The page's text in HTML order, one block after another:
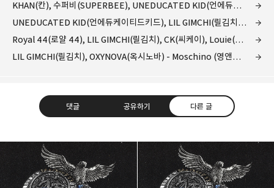
KHAN(칸), 수퍼비(SUPERBEE), UNEDUCATED KID(언에듀케이티드 키드), CK(씨케이) - 아토피 (Fake Allergy) (영앤리치 레코즈(YNG&RICH RECORDS) 컴필 YNR VS ALL) (듣기/가사)
UNEDUCATED KID(언에듀케이티드키드), LIL GIMCHI(릴김치), OXYNOVA(옥시노바), 수퍼비(SUPERBEE) - 어디어디야 (Where You At) (영앤리치 레코즈(YNG&RICH RECORDS) 컴필 YNR VS ALL) (듣기/가사)
Royal 44(로얄 44), LIL GIMCHI(릴김치), CK(씨케이), Louie(루이) - Everything Chanel (영앤리치 레코즈(YNG&RICH RECORDS) 컴필 YNR VS ALL) (듣기/가사)
LIL GIMCHI(릴김치), OXYNOVA(옥시노바) - Moschino (영앤리치 레코즈(YNG&RICH RECORDS) 컴필 YNR VS ALL) (듣기/가사)
댓글 공유하기 다른 글
kjgsb